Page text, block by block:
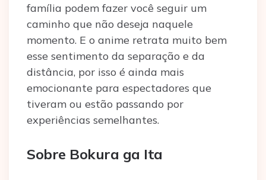
família podem fazer você seguir um
caminho que não deseja naquele
momento. E o anime retrata muito bem
esse sentimento da separação e da
distância, por isso é ainda mais
emocionante para espectadores que
tiveram ou estão passando por
experiências semelhantes.
Sobre Bokura ga Ita